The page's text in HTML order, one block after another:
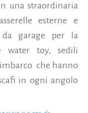
una straordinaria
esterne e
garage per la
water toy, sedili
che hanno
in ogni angolo